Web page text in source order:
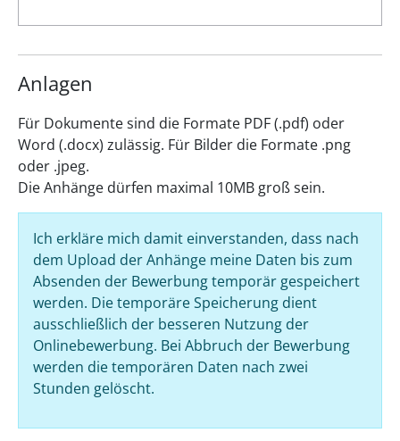
Anlagen
Für Dokumente sind die Formate PDF (.pdf) oder
Word (.docx) zulässig. Für Bilder die Formate .png
oder .jpeg.
Die Anhänge dürfen maximal 10MB groß sein.
Ich erkläre mich damit einverstanden, dass nach
dem Upload der Anhänge meine Daten bis zum
Absenden der Bewerbung temporär gespeichert
werden. Die temporäre Speicherung dient
ausschließlich der besseren Nutzung der
Onlinebewerbung. Bei Abbruch der Bewerbung
werden die temporären Daten nach zwei
Stunden gelöscht.